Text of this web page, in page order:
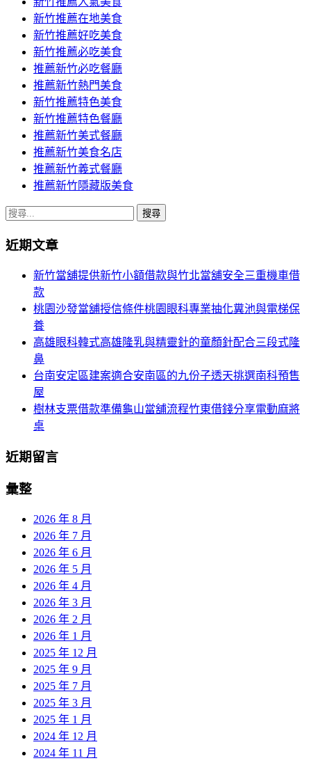
新竹推薦在地美食
新竹推薦好吃美食
新竹推薦必吃美食
推薦新竹必吃餐廳
推薦新竹熱門美食
新竹推薦特色美食
新竹推薦特色餐廳
推薦新竹美式餐廳
推薦新竹美食名店
推薦新竹義式餐廳
推薦新竹隱藏版美食
搜
關
近期文章
新竹當舖提供新竹小額借款與竹北當舖安全三重機車借
款
桃園沙發當舖授信條件桃園眼科專業抽化糞池與電梯保
養
高雄眼科韓式高雄隆乳與精靈針的童顏針配合三段式隆
鼻
台南安定區建案適合安南區的九份子透天挑選南科預售
屋
樹林支票借款準備龜山當舖流程竹東借錢分享電動麻將
桌
近期留言
彙整
2026 年 8 月
2026 年 7 月
2026 年 6 月
2026 年 5 月
2026 年 4 月
2026 年 3 月
2026 年 2 月
2026 年 1 月
2025 年 12 月
2025 年 9 月
2025 年 7 月
2025 年 3 月
2025 年 1 月
2024 年 12 月
2024 年 11 月